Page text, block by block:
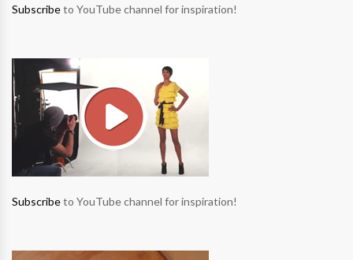
Subscribeto YouTube channel for inspiration!
Subscribeto YouTube channel for inspiration!